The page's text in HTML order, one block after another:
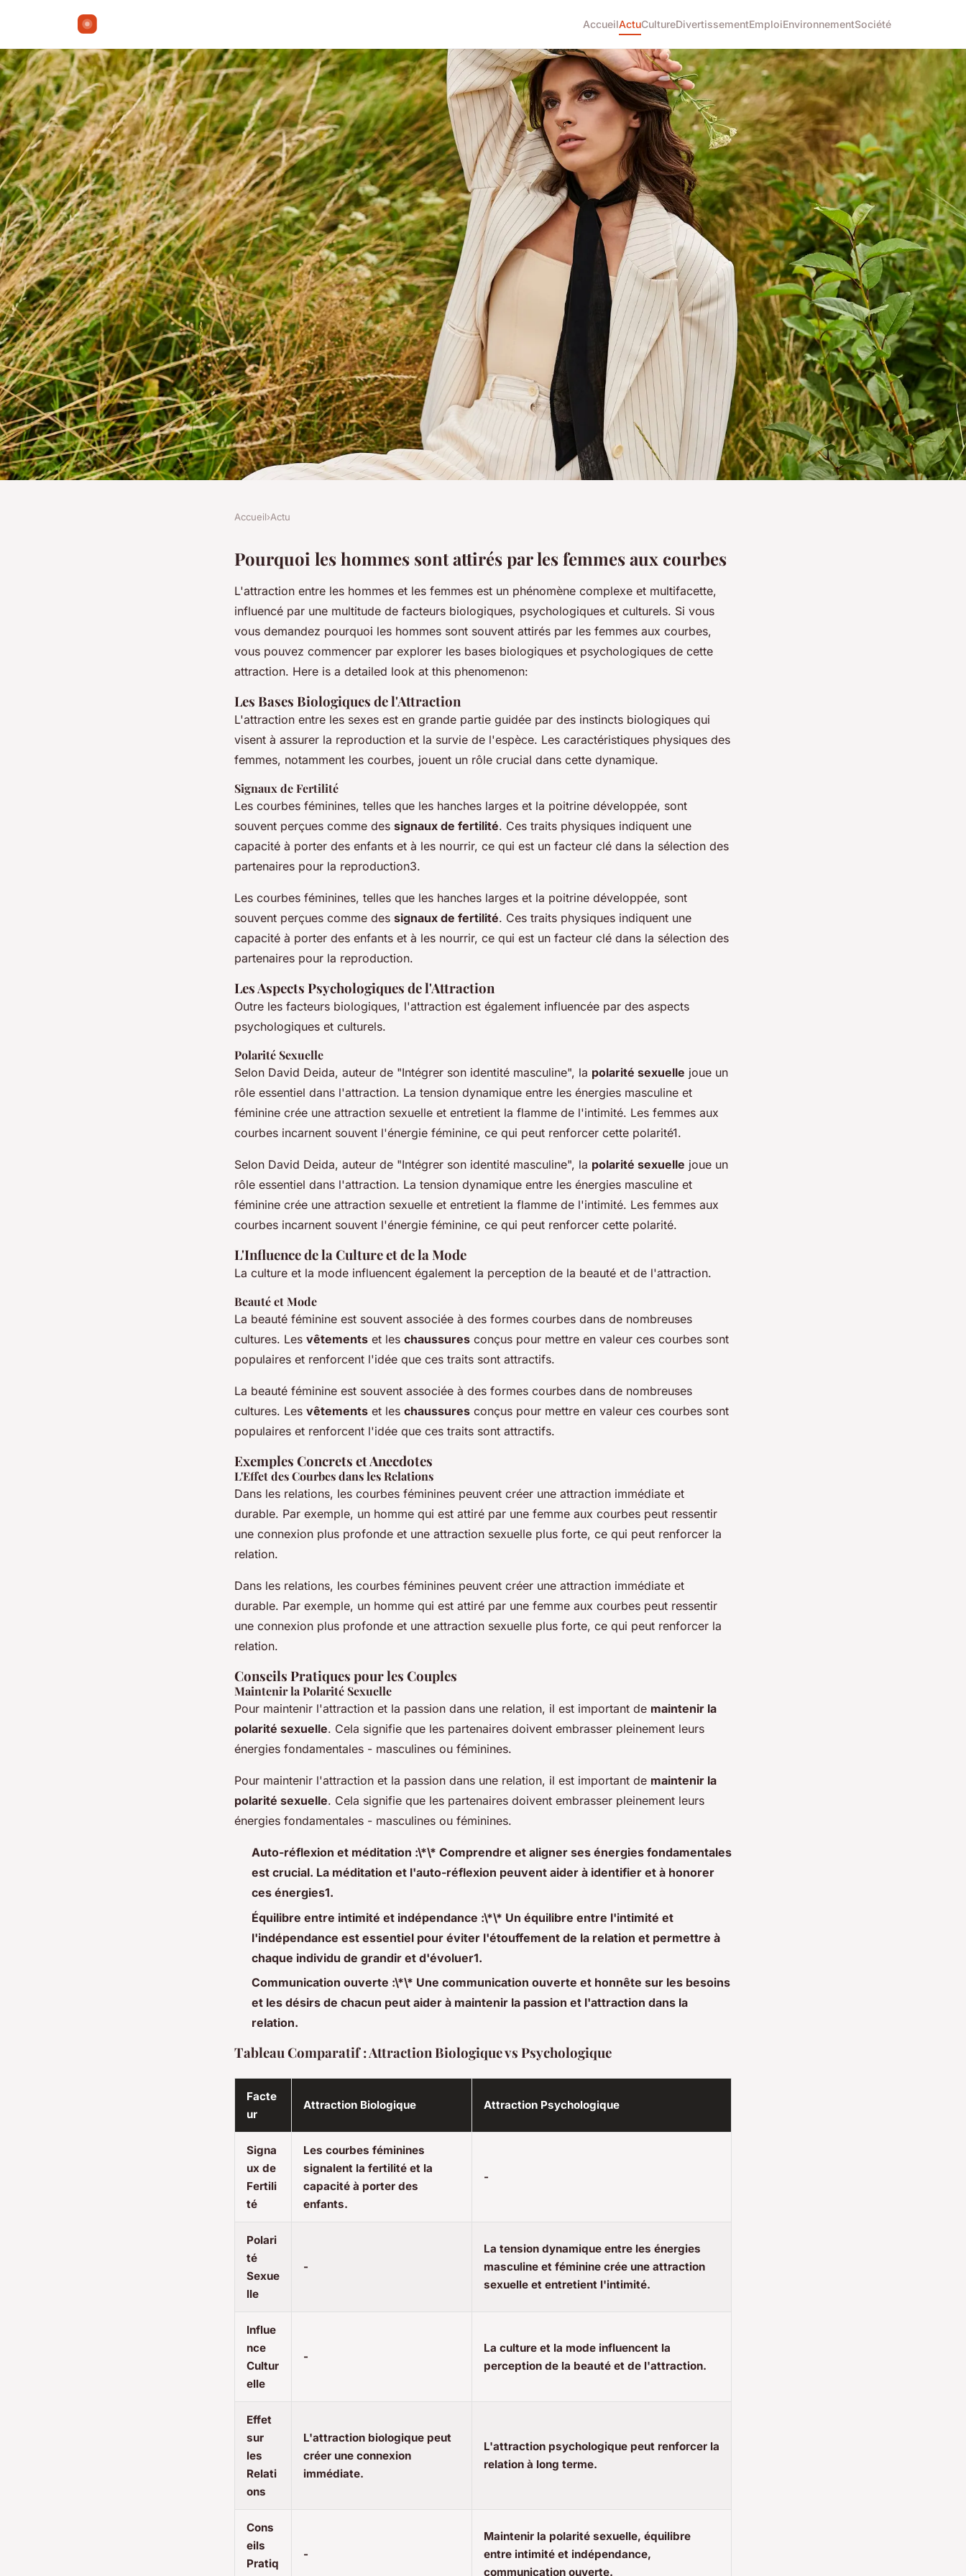
AccueilActuCultureDivertissementEmploiEnvironnementSociété
Pourquoi les hommes sont attirés par
les femmes aux courbes
Accueil›Actu
Pourquoi les hommes sont attirés par les femmes aux courbes
L'attraction entre les hommes et les femmes est un phénomène complexe et multifacette,
influencé par une multitude de facteurs biologiques, psychologiques et culturels. Si vous
vous demandez pourquoi les hommes sont souvent attirés par les femmes aux courbes,
vous pouvez commencer par explorer les bases biologiques et psychologiques de cette
attraction. Here is a detailed look at this phenomenon:
Les Bases Biologiques de l'Attraction
L'attraction entre les sexes est en grande partie guidée par des instincts biologiques qui
visent à assurer la reproduction et la survie de l'espèce. Les caractéristiques physiques des
femmes, notamment les courbes, jouent un rôle crucial dans cette dynamique.
Signaux de Fertilité
Les courbes féminines, telles que les hanches larges et la poitrine développée, sont
souvent perçues comme des signaux de fertilité. Ces traits physiques indiquent une
capacité à porter des enfants et à les nourrir, ce qui est un facteur clé dans la sélection des
partenaires pour la reproduction3.
Les courbes féminines, telles que les hanches larges et la poitrine développée, sont
souvent perçues comme des signaux de fertilité. Ces traits physiques indiquent une
capacité à porter des enfants et à les nourrir, ce qui est un facteur clé dans la sélection des
partenaires pour la reproduction.
Les Aspects Psychologiques de l'Attraction
Outre les facteurs biologiques, l'attraction est également influencée par des aspects
psychologiques et culturels.
Polarité Sexuelle
Selon David Deida, auteur de "Intégrer son identité masculine", la polarité sexuelle joue un
rôle essentiel dans l'attraction. La tension dynamique entre les énergies masculine et
féminine crée une attraction sexuelle et entretient la flamme de l'intimité. Les femmes aux
courbes incarnent souvent l'énergie féminine, ce qui peut renforcer cette polarité1.
Selon David Deida, auteur de "Intégrer son identité masculine", la polarité sexuelle joue un
rôle essentiel dans l'attraction. La tension dynamique entre les énergies masculine et
féminine crée une attraction sexuelle et entretient la flamme de l'intimité. Les femmes aux
courbes incarnent souvent l'énergie féminine, ce qui peut renforcer cette polarité.
L'Influence de la Culture et de la Mode
La culture et la mode influencent également la perception de la beauté et de l'attraction.
Beauté et Mode
La beauté féminine est souvent associée à des formes courbes dans de nombreuses
cultures. Les vêtements et les chaussures conçus pour mettre en valeur ces courbes sont
populaires et renforcent l'idée que ces traits sont attractifs.
La beauté féminine est souvent associée à des formes courbes dans de nombreuses
cultures. Les vêtements et les chaussures conçus pour mettre en valeur ces courbes sont
populaires et renforcent l'idée que ces traits sont attractifs.
Exemples Concrets et Anecdotes
L'Effet des Courbes dans les Relations
Dans les relations, les courbes féminines peuvent créer une attraction immédiate et
durable. Par exemple, un homme qui est attiré par une femme aux courbes peut ressentir
une connexion plus profonde et une attraction sexuelle plus forte, ce qui peut renforcer la
relation.
Dans les relations, les courbes féminines peuvent créer une attraction immédiate et
durable. Par exemple, un homme qui est attiré par une femme aux courbes peut ressentir
une connexion plus profonde et une attraction sexuelle plus forte, ce qui peut renforcer la
relation.
Conseils Pratiques pour les Couples
Maintenir la Polarité Sexuelle
Pour maintenir l'attraction et la passion dans une relation, il est important de maintenir la
polarité sexuelle. Cela signifie que les partenaires doivent embrasser pleinement leurs
énergies fondamentales - masculines ou féminines.
Pour maintenir l'attraction et la passion dans une relation, il est important de maintenir la
polarité sexuelle. Cela signifie que les partenaires doivent embrasser pleinement leurs
énergies fondamentales - masculines ou féminines.
Auto-réflexion et méditation :\*\* Comprendre et aligner ses énergies fondamentales
est crucial. La méditation et l'auto-réflexion peuvent aider à identifier et à honorer
ces énergies1.
Équilibre entre intimité et indépendance :\*\* Un équilibre entre l'intimité et
l'indépendance est essentiel pour éviter l'étouffement de la relation et permettre à
chaque individu de grandir et d'évoluer1.
Communication ouverte :\*\* Une communication ouverte et honnête sur les besoins
et les désirs de chacun peut aider à maintenir la passion et l'attraction dans la
relation.
Tableau Comparatif : Attraction Biologique vs Psychologique
Facte
ur
Attraction Biologique Attraction Psychologique
Signa
ux de
Fertili
té
Les courbes féminines
signalent la fertilité et la
capacité à porter des
enfants.
-
Polari
té
Sexue
lle
-
La tension dynamique entre les énergies
masculine et féminine crée une attraction
sexuelle et entretient l'intimité.
Influe
nce
Cultur
elle
-
La culture et la mode influencent la
perception de la beauté et de l'attraction.
Effet
sur
les
Relati
ons
L'attraction biologique peut
créer une connexion
immédiate.
L'attraction psychologique peut renforcer la
relation à long terme.
Cons
eils
Pratiq
-
Maintenir la polarité sexuelle, équilibre
entre intimité et indépendance,
communication ouverte.